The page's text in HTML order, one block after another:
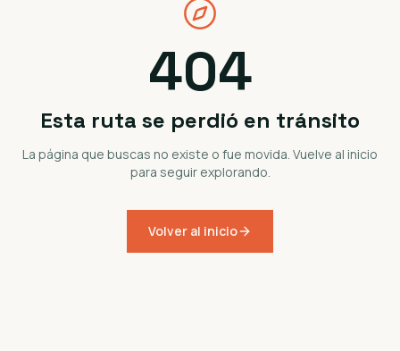
404
Esta ruta se perdió en tránsito
La página que buscas no existe o fue movida. Vuelve al inicio
para seguir explorando.
Volver al inicio